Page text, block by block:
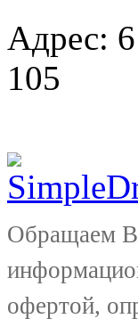
Адрес:
105
Обращаем
офертой,